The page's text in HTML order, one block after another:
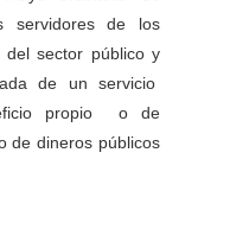
servidores de los
sector público y
de un servicio
propio o de
de dineros públicos